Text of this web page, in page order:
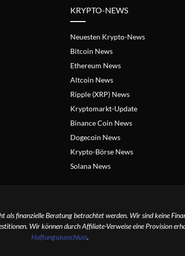
KRYPTO-NEWS
Neuesten Krypto-News
Bitcoin News
Ethereum News
Altcoin News
Ripple (XRP) News
Kryptomarkt-Update
Binance Coin News
Dogecoin News
Krypto-Börse News
Solana News
als finanzielle Beratung betrachtet werden. Wir sind keine
Wir können durch Affiliate-Verweise eine Provision
Haftungsausschluss.